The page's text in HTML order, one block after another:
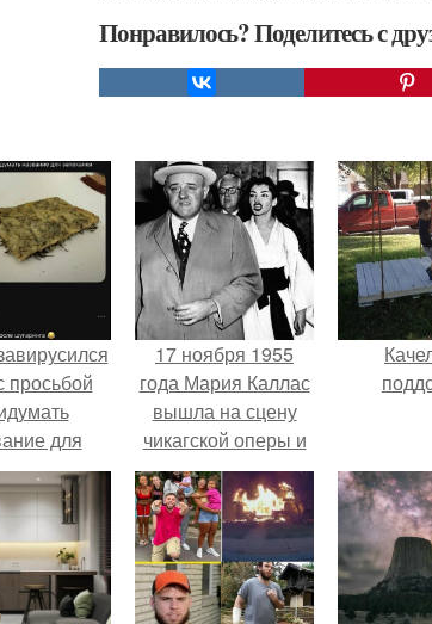
Понравилось? Поделитесь с
просьбой
для
17 ноября 1955
года Мария Каллас
вышла на сцену
чикагской оперы и
сорвала овации.